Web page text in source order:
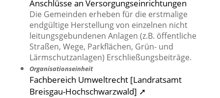
Anschlüsse an Versorgungseinrichtungen
Die Gemeinden erheben für die erstmalige
endgültige Herstellung von einzelnen nicht
leitungsgebundenen Anlagen (z.B. öffentliche
Straßen, Wege, Parkflächen, Grün- und
Lärmschutzanlagen) Erschließungsbeiträge.
Organisationseinheit
Fachbereich Umweltrecht [Landratsamt
Breisgau-Hochschwarzwald] ➚